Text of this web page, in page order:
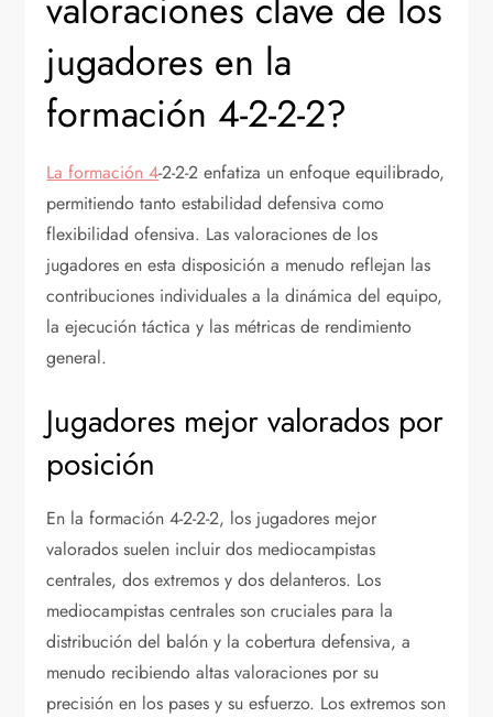
jugadores en la
formación 4-2-2-2?
La formación 4-2-2-2 enfatiza un enfoque equilibrado,
permitiendo tanto estabilidad defensiva como
flexibilidad ofensiva. Las valoraciones de los
jugadores en esta disposición a menudo reflejan las
contribuciones individuales a la dinámica del equipo,
la ejecución táctica y las métricas de rendimiento
general.
Jugadores mejor valorados por
posición
En la formación 4-2-2-2, los jugadores mejor
valorados suelen incluir dos mediocampistas
centrales, dos extremos y dos delanteros. Los
mediocampistas centrales son cruciales para la
distribución del balón y la cobertura defensiva, a
menudo recibiendo altas valoraciones por su
precisión en los pases y su esfuerzo. Los extremos son